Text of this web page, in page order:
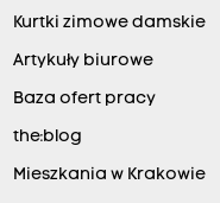
Kurtki zimowe damskie
Artykuły biurowe
Baza ofert pracy
the:blog
Mieszkania w Krakowie